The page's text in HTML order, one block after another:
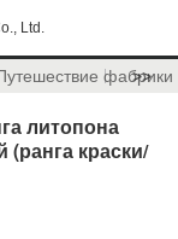
Ltd.
фабрики
>>
литопона
краски/